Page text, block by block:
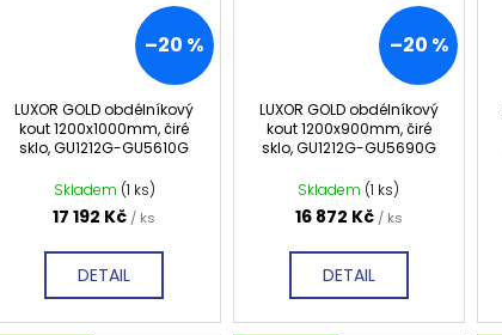
–20 %
LUXOR GOLD obdélníkový
kout 1200x1000mm, čiré
sklo, GU1212G-GU5610G
Skladem (1 ks)
17 192 Kč / ks
DETAIL
–20 %
LUXOR GOLD obdélníkový
kout 1200x900mm, čiré
sklo, GU1212G-GU5690G
Skladem (1 ks)
16 872 Kč / ks
DETAIL